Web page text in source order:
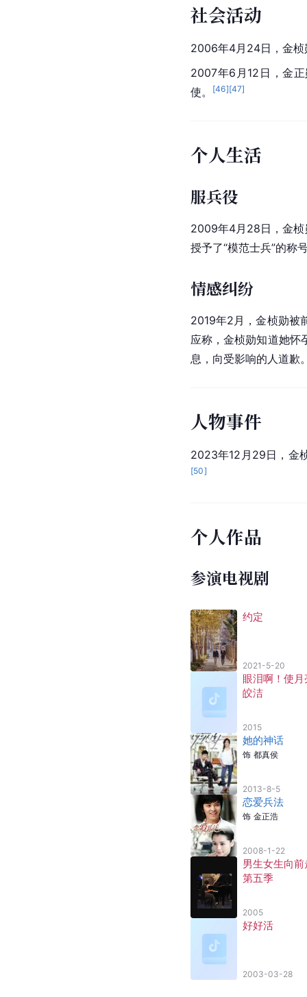
社会活动
2006年4月24日，金桢
2007年6月12日，金
使。
[46][47]
个人生活
服兵役
2009年4月28日，金桢
授予了“模范士兵”的称
情感纠纷
2019年2月，金桢勋被
应称，金桢勋知道她怀
息，向受影响的人道歉
人物事件
2023年12月29日，金
[50]
个人作品
参演电视剧
约定
2021-5-20
眼泪啊！使月
皎洁
2015
她的神话
饰 都真侯
2013-8-5
恋爱兵法
饰 金正浩
2008-1-22
男生女生向前
第五季
2005
好好活
2003-03-28